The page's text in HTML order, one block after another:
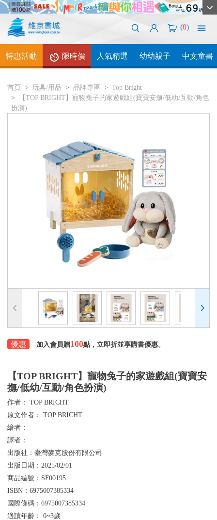
(0)
特惠活動 限時價 人氣精選 幼幼親子 中文童書
首頁 玩具/用品 品牌專區
Top Bright
【TOP BRIGHT】寵物兔子的家遊戲組(寶寶安撫/低幼/互動/角色
扮演)
優惠 加入會員贈100點，立即折並享購書優惠。
【TOP BRIGHT】寵物兔子的家遊戲組(寶寶安
撫/低幼/互動/角色扮演)
作者： TOP BRICHT
原文作者： TOP BRICHT
繪者：
譯者：
出版社： 臺灣麥克股份有限公司
出版日期： 2025/02/01
商品編號： SF00195
ISBN： 6975007385334
國際條碼： 6975007385334
適讀年齡： 0~3歲